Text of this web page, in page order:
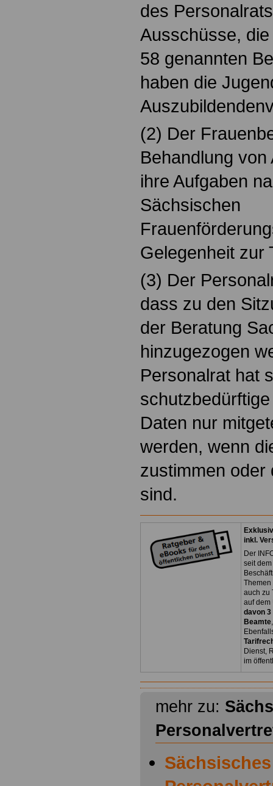
des
Ausschüsse,
58 genannten
haben die
(2) Der
Behandlung
ihre Aufgaben
Sächsischen
Gelegenheit zur
(3) Der
dass zu den
der Beratung
hinzugezogen
Personalrat hat
Daten nur
werden, wenn
zustimmen oder
sind.
inkl.
Der
seit
Themen
auch zu
auf dem
davon 3
Beamte
Dienst,
im
mehr zu:
Sächsisches